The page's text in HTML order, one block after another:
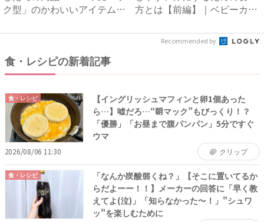
ク型」のかわいいアイテム
方とは【前編】｜ベビーカレ
Recommended by
食・レシピの新着記事
食・レシピ
【イングリッシュマフィンと卵1個あった
ら…】嘘だろ…“朝マック”もびっくり！？
「優勝」「お昼まで腹パンパン」5分ですぐ
ウマ
2026/08/06 11:30 クリップ
食・レシピ
「なんか炭酸弱くね？」【そこに置いてるか
らだよーー！！】メーカーの回答に「早く教
えてよ(泣)」「知らなかった〜！」"シュワ
ッ"を楽しむために